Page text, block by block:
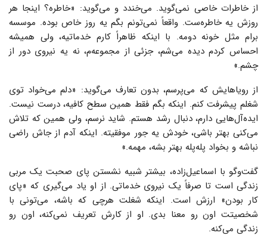
از خاطرات خاصی نمی‌گوید. می‌خندد و می‌گوید: «خاطره؟ اینجا هر
روزش یه خاطره‌ست. واقعاً نمی‌تونم بگم یه روز خاص بوده. موسسه
برام مثل خونه دومه. با اینکه ظاهراً کارم خدماتیه، ولی همیشه
احساس کردم دیده می‌شم، جزئی از مجموعه‌م، نه یه نیروی دور از
چشم.»
از رویاهایش که می‌پرسم، بدون تعارف می‌گوید: «دلم می‌خواد توی
شغلم پیشرفت کنم. اینکه بگم فقط همین سطح کافیه، درست نیست.
ایده‌آل‌هایی دارم، دنبال رشد هستم. شاید نرسم، ولی همین که تلاش
می‌کنی بهتر باشی، خودش یه جور موفقیته. اینکه آدم از جاش راضی
نباشه و بخواد پله‌پله بهتر بشه، مهمه.»
گفت‌وگو با اسماعیل‌زاده، بیشتر شبیه نشستن پای صحبت یک مربی
زندگی است تا صرفاً یک نیروی خدماتی. از او یاد می‌گیری که «پای
کار بودن» ارزش است. اینکه شغلت هرچی که باشه، می‌تونی با
شخصیتت اون رو معنا بدی. او از کارش تعریف نمی‌کنه، اون رو
زندگی می‌کنه.